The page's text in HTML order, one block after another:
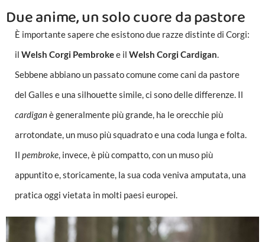
Due anime, un solo cuore da pastore
È importante sapere che esistono due razze distinte di Corgi:
il Welsh Corgi Pembrokee il Welsh Corgi Cardigan.
Sebbene abbiano un passato comune come cani da pastore
del Galles e una silhouette simile, ci sono delle differenze. Il
cardiganè generalmente più grande, ha le orecchie più
arrotondate, un muso più squadrato e una coda lunga e folta.
Il pembroke, invece, è più compatto, con un muso più
appuntito e, storicamente, la sua coda veniva amputata, una
pratica oggi vietata in molti paesi europei.